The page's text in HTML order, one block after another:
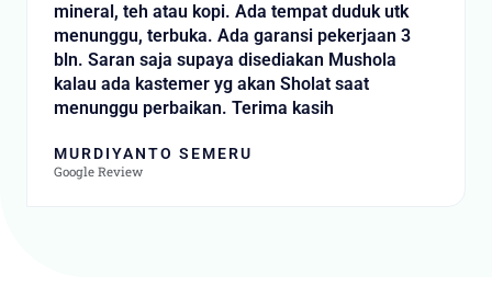
mineral, teh atau kopi. Ada tempat duduk utk
menunggu, terbuka. Ada garansi pekerjaan 3
bln. Saran saja supaya disediakan Mushola
kalau ada kastemer yg akan Sholat saat
menunggu perbaikan. Terima kasih
MURDIYANTO SEMERU
Google Review